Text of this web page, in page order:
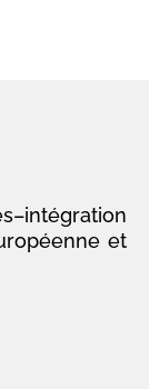
et